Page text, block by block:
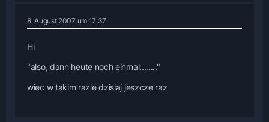
8. August 2007 um 17:37
Hi
"also, dann heute noch einmal:......."
wiec w takim razie dzisiaj jeszcze raz